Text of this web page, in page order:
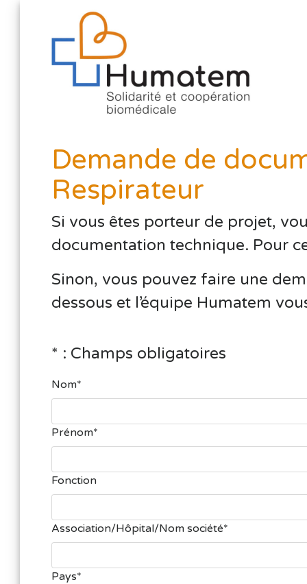
Demande de
Respirateur
Si vous êtes porteur de projet,
documentation technique. Pour
Sinon, vous pouvez faire une
dessous et l’équipe Humatem
* : Champs obligatoires
Nom
Prénom
Fonction
Association/Hôpital/Nom société
Pays